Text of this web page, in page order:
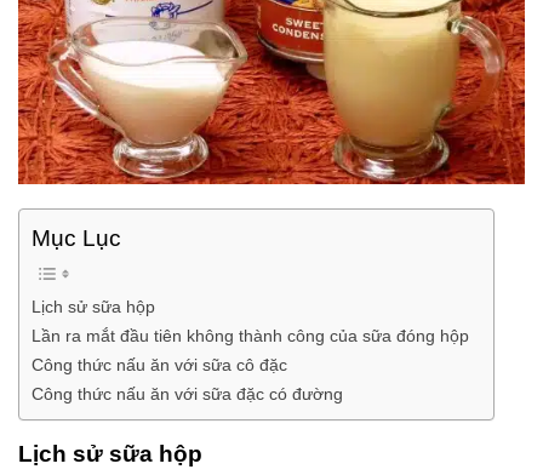
Mục Lục
Lịch sử sữa hộp
Lần ra mắt đầu tiên không thành công của sữa đóng hộp
Công thức nấu ăn với sữa cô đặc
Công thức nấu ăn với sữa đặc có đường
Lịch sử sữa hộp